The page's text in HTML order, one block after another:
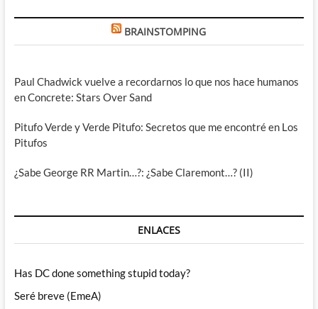
BRAINSTOMPING
Paul Chadwick vuelve a recordarnos lo que nos hace humanos
en Concrete: Stars Over Sand
Pitufo Verde y Verde Pitufo: Secretos que me encontré en Los
Pitufos
¿Sabe George RR Martin…?: ¿Sabe Claremont…? (II)
ENLACES
Has DC done something stupid today?
Seré breve (EmeA)